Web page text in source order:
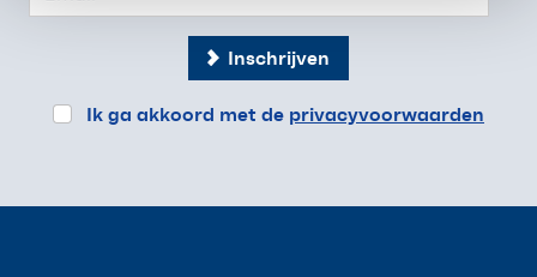
Inschrijven
Ik ga akkoord met de privacyvoorwaarden